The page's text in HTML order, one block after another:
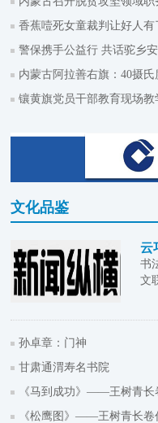
香蕉噎死女童裁判让好人有
警保携手公益行 共话驼乡
内蒙古阿拉善右旗：40摄氏
镶黄旗党员干部教育现场教
文化品鉴
云
书
文
孙卓章：门神
甘肃通渭寿名书院
《马到成功》——王树青长
《松鹰图》——王树青长卷